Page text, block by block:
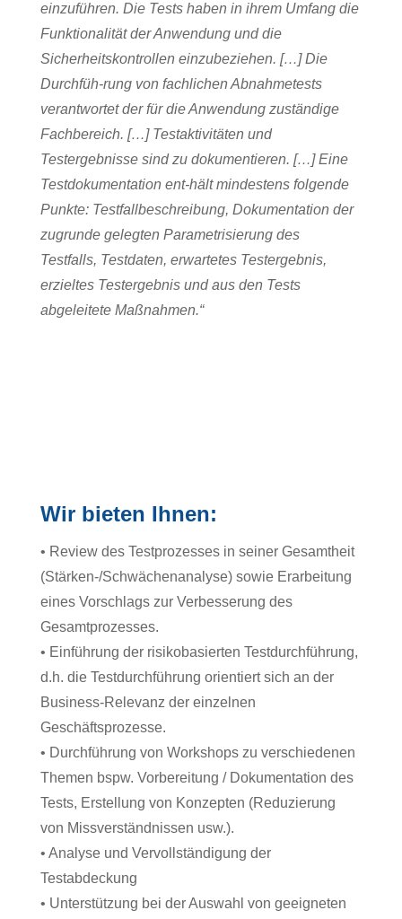
einzuführen. Die Tests haben in ihrem Umfang die
Funktionalität der Anwendung und die
Sicherheitskontrollen einzubeziehen. […] Die
Durchfüh-rung von fachlichen Abnahmetests
verantwortet der für die Anwendung zuständige
Fachbereich. […] Testaktivitäten und
Testergebnisse sind zu dokumentieren. […] Eine
Testdokumentation ent-hält mindestens folgende
Punkte: Testfallbeschreibung, Dokumentation der
zugrunde gelegten Parametrisierung des
Testfalls, Testdaten, erwartetes Testergebnis,
erzieltes Testergebnis und aus den Tests
abgeleitete Maßnahmen.“
Wir bieten Ihnen:
• Review des Testprozesses in seiner Gesamtheit
(Stärken-/Schwächenanalyse) sowie Erarbeitung
eines Vorschlags zur Verbesserung des
Gesamtprozesses.
• Einführung der risikobasierten Testdurchführung,
d.h. die Testdurchführung orientiert sich an der
Business-Relevanz der einzelnen
Geschäftsprozesse.
• Durchführung von Workshops zu verschiedenen
Themen bspw. Vorbereitung / Dokumentation des
Tests, Erstellung von Konzepten (Reduzierung
von Missverständnissen usw.).
• Analyse und Vervollständigung der
Testabdeckung
• Unterstützung bei der Auswahl von geeigneten